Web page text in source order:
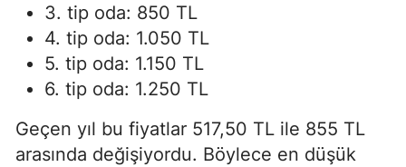
3. tip oda: 850 TL
4. tip oda: 1.050 TL
5. tip oda: 1.150 TL
6. tip oda: 1.250 TL
Geçen yıl bu fiyatlar 517,50 TL ile 855 TL
arasında değişiyordu. Böylece en düşük